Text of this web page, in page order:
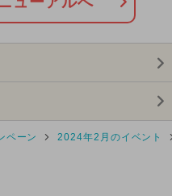
ペーン 2024年2月のイベント